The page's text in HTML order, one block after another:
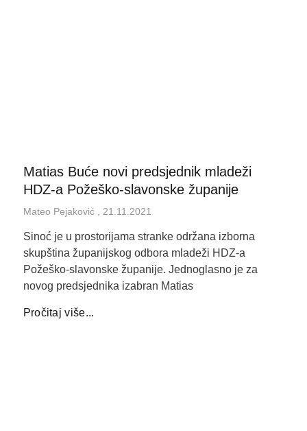
Matias Buće novi predsjednik mladeži
HDZ-a Požeško-slavonske županije
Mateo Pejaković 21.11.2021
Sinoć je u prostorijama stranke održana izborna
skupština županijskog odbora mladeži HDZ-a
Požeško-slavonske županije. Jednoglasno je za
novog predsjednika izabran Matias
Pročitaj više...